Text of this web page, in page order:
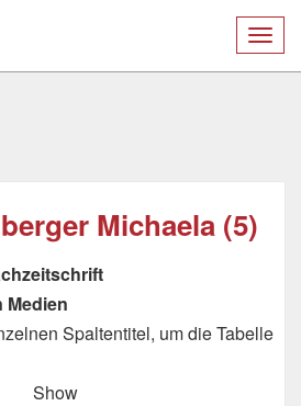
Michaela (5)
Medien
Spaltentitel, um die Tabelle
Show